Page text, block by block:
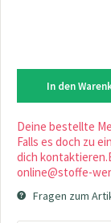
In den
Deine bestellte
Falls es doch zu
dich
online@stoffe-
Fragen zum